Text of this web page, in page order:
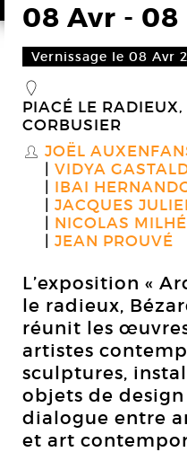
08 Avr - 08
Vernissage le 08 Avr
_
PIACÉ LE
CORBUSIER
S JOËL
VIDYA
IBAI
JACQUES
NICOLAS MILHÉ
JEAN PROUVÉ
L’exposition «
le radieux,
réunit les
artistes
sculptures,
objets de
dialogue entre
et art